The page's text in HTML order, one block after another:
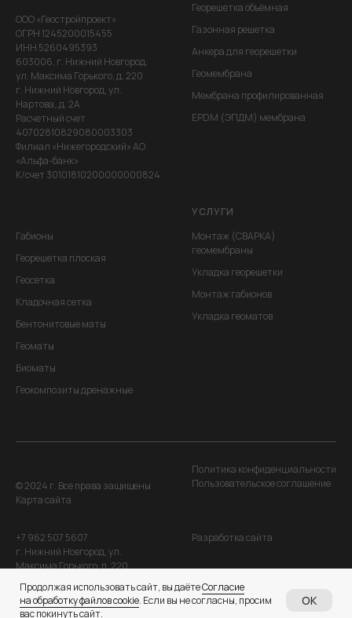
ООО «Геостройпроект»
ОГРН 1245200015455
ИНН 5260495393
603006, г. Нижний Новгород,
ул. Максима Горького, д. 220
г. Нижний Новгород, ул.
Нартова,,д. 2А
Расчетный счет
40702810829080003303
Филиал «Нижегородский» АО
«Альфа-банк»
К/счет 30101810200000000824
Георешетка объёмная
Газонная решетка
Анкера для георешетки
Геомембрана
Мембрана профилированная
EPDM (ЭПДМ) мембрана
Габионы
Георешетка плоская
Геосетка
Кладочная сетка
Бентонитовые маты
Геоматы
Биоматы
Геокомпозиты дренажные
УСЛУГИ
Монтаж (СВАРКА)
геомембраны
Укладка георешетки
Монтаж габионов
Укладка геоматов
© 2024 г. Все права защищены
Карта сайта
Политика конфиденциальности
Пользовательское соглашение
+7 962 507 5607
г. Нижний Новгород, ул.
Максима Горького, д. 220
Разработка сайта
Продолжая использовать сайт, вы даётеСогласие
на обработку файлов cookie. Если вы не согласны, просим
вас покинуть сайт.
OK